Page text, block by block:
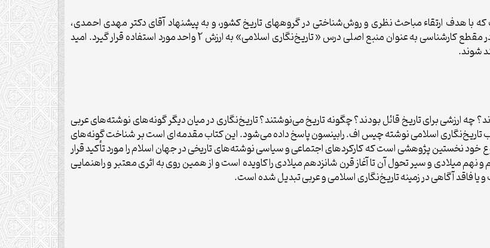
با هدف ارتقاء مباحث نظری و روش‌شناختی در گروههای تاریخ کشور، و به پیشنهاد آقای دکتر مهدی احمدی،
ترجمه شده است. این کتاب می‌تواند برای دانشجویان رشته تاریخ در مقطع کارشناسی به عنوان منبع اصلی درس « تاریخ‌نگاری اسلامی» به ارزش 2 واحد مورد استفاده قرار گیرد. امید
شوند.
ارزشی برای تاریخ قائل بودند؟ چگونه تاریخ می‌نوشتند؟ تاریخ‌نگاری در میان دیگر گونه‌های نوشته‌های عربی
اسلامی نوشته چیس اف. رابینسون پاسخ داده می‌شود. این کتاب مقدمه‌ای است بر شناخت گونه‌های
خود نخستین پژوهشی است که کارکردهای اجتماعی و سیاسی نوشته‌های تاریخی در جهان اسلام را مورد تأکید قرار
میلادی و سیر تحول آن تا آغاز قرن شانزدهم میلادی را کاویده است و از همین روی به اثری معتبر و راهنمایی
یا فاقد آگاهی در زمینه تاریخ‌نگاری اسلامی و عربی تبدیل شده است.